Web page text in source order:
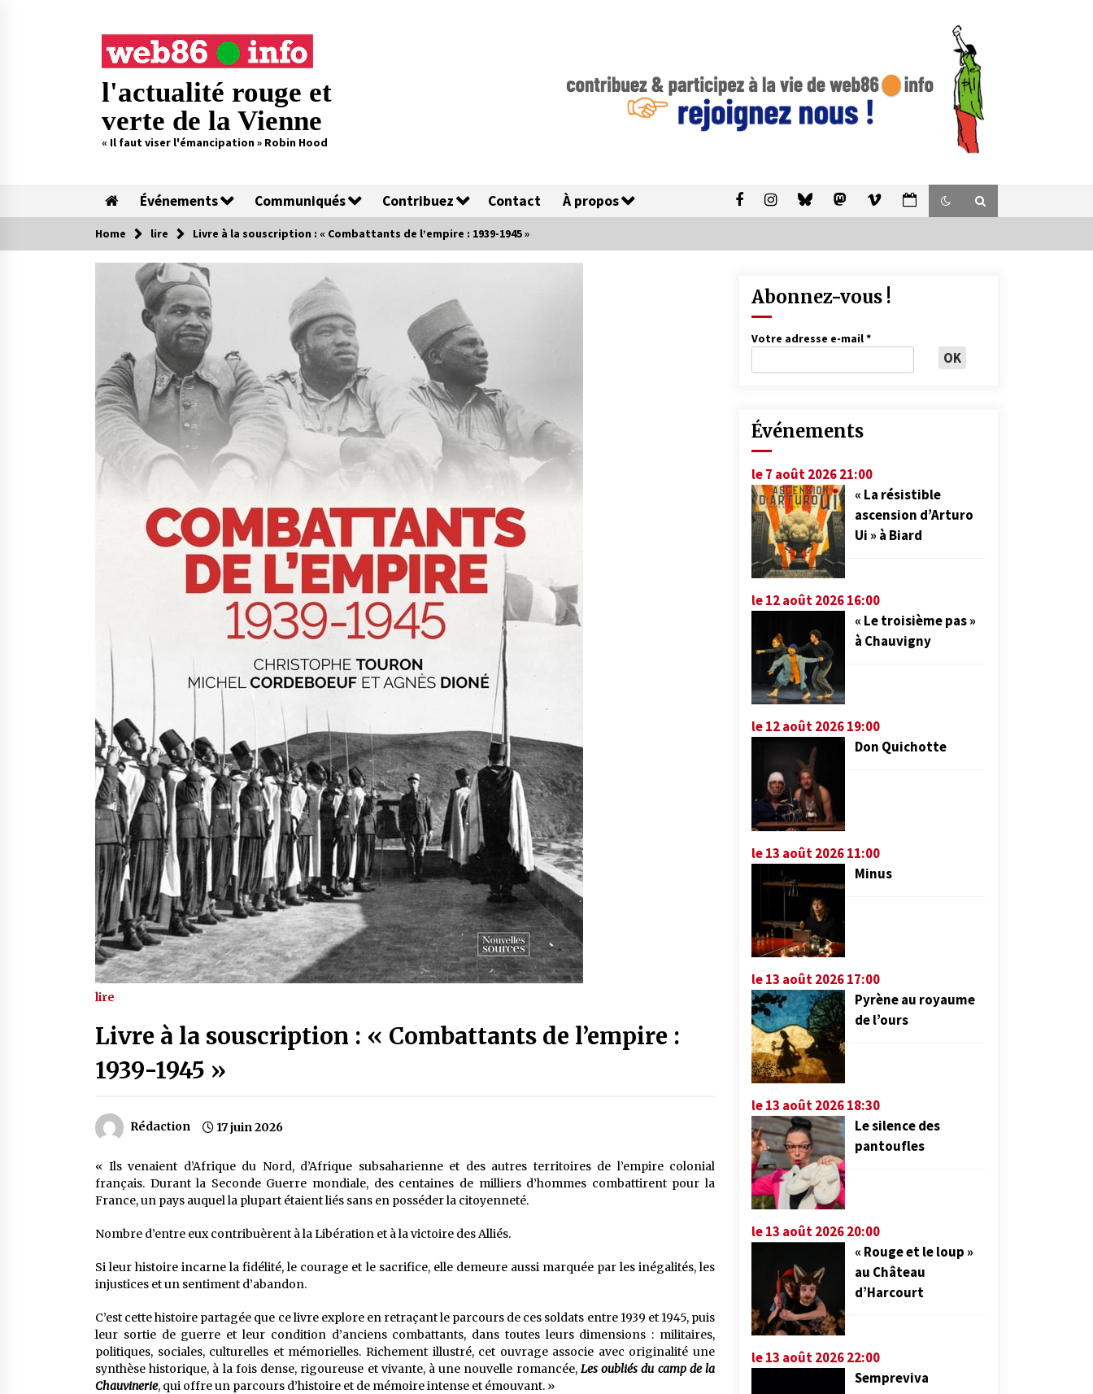
l'actualité rouge et
verte de la Vienne
« Il faut viser l'émancipation » Robin Hood
Événements Communiqués Contribuez Contact À propos
Home lire Livre à la souscription : « Combattants de l’empire : 1939-1945 »
lire
Livre à la souscription : « Combattants de l’empire :
1939-1945 »
Rédaction 17 juin 2026
« Ils venaient d’Afrique du Nord, d’Afrique subsaharienne et des autres territoires de l’empire colonial
français. Durant la Seconde Guerre mondiale, des centaines de milliers d’hommes combattirent pour la
France, un pays auquel la plupart étaient liés sans en posséder la citoyenneté.
Nombre d’entre eux contribuèrent à la Libération et à la victoire des Alliés.
Si leur histoire incarne la fidélité, le courage et le sacrifice, elle demeure aussi marquée par les inégalités, les
injustices et un sentiment d’abandon.
C’est cette histoire partagée que ce livre explore en retraçant le parcours de ces soldats entre 1939 et 1945, puis
leur sortie de guerre et leur condition d’anciens combattants, dans toutes leurs dimensions : militaires,
politiques, sociales, culturelles et mémorielles. Richement illustré, cet ouvrage associe avec originalité une
synthèse historique, à la fois dense, rigoureuse et vivante, à une nouvelle romancée, Les oubliés du camp de la
Chauvinerie, qui offre un parcours d’histoire et de mémoire intense et émouvant. »
Abonnez-vous !
Votre adresse e-mail*
Événements
le 7 août 2026 21:00
« La résistible
ascension d’Arturo
Ui » à Biard
le 12 août 2026 16:00
« Le troisième pas »
à Chauvigny
le 12 août 2026 19:00
Don Quichotte
le 13 août 2026 11:00
Minus
le 13 août 2026 17:00
Pyrène au royaume
de l’ours
le 13 août 2026 18:30
Le silence des
pantoufles
le 13 août 2026 20:00
« Rouge et le loup »
au Château
d’Harcourt
le 13 août 2026 22:00
Sempreviva